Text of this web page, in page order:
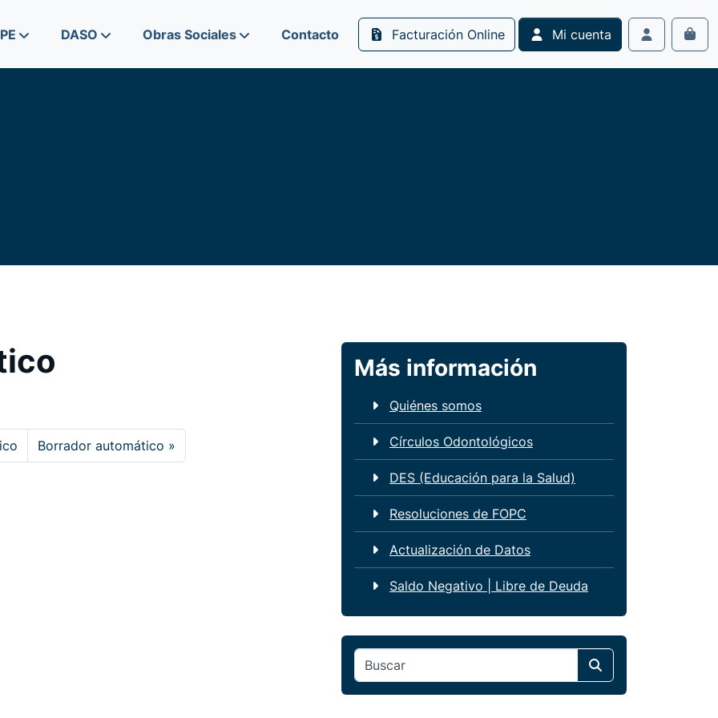
DASO Obras Sociales Contacto Facturación Online
Mi cuenta
Account
Cart
Borrador automático
Más información
Quiénes somos
Círculos Odontológicos
DES (Educación para la Salud)
Resoluciones de FOPC
Actualización de Datos
Saldo Negativo | Libre de Deuda